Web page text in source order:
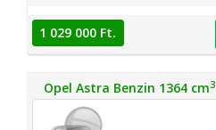
1 029 000 Ft.
Opel Astra Benzin 1364 cm3